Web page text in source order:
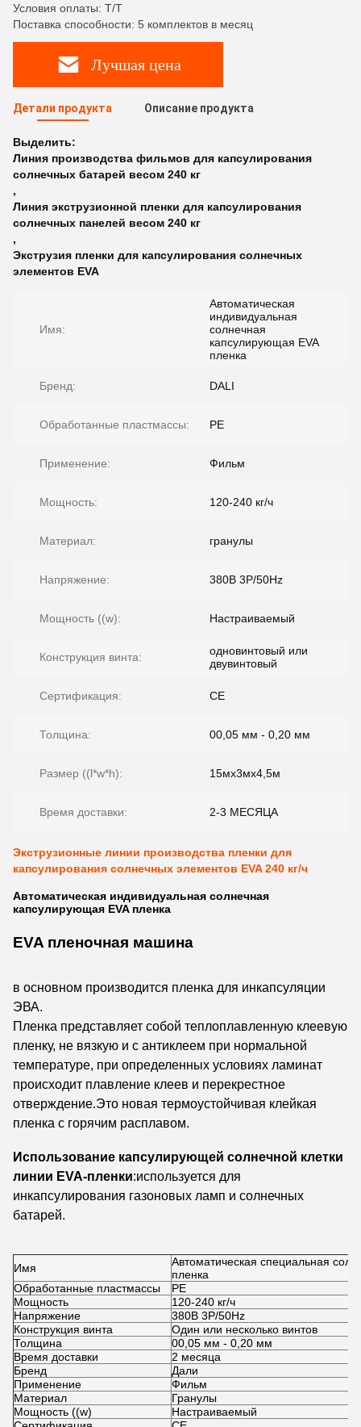
Условия оплаты: T/T
Поставка способности: 5 комплектов в месяц
Лучшая цена
Детали продукта Описание продукта
Выделить:
Линия производства фильмов для капсулирования
солнечных батарей весом 240 кг
,
Линия экструзионной пленки для капсулирования
солнечных панелей весом 240 кг
,
Экструзия пленки для капсулирования солнечных
элементов EVA
Имя:
Автоматическая
индивидуальная
солнечная
капсулирующая EVA
пленка
Бренд: DALI
Обработанные пластмассы: PE
Применение: Фильм
Мощность: 120-240 кг/ч
Материал: гранулы
Напряжение: 380В 3P/50Hz
Мощность ((w): Настраиваемый
Конструкция винта:
одновинтовый или
двувинтовый
Сертификация: CE
Толщина: 00,05 мм - 0,20 мм
Размер ((l*w*h): 15мх3мх4,5м
Время доставки: 2-3 МЕСЯЦА
Экструзионные линии производства пленки для
капсулирования солнечных элементов EVA 240 кг/ч
Автоматическая индивидуальная солнечная
капсулирующая EVA пленка
EVA пленочная машина
в основном производится пленка для инкапсуляции
ЭВА.
Пленка представляет собой теплоплавленную клеевую
пленку, не вязкую и с антиклеем при нормальной
температуре, при определенных условиях ламинат
происходит плавление клеев и перекрестное
отверждение.Это новая термоустойчивая клейкая
пленка с горячим расплавом.
Использование капсулирующей солнечной клетки
линии EVA-пленки:используется для
инкапсулирования газоновых ламп и солнечных
батарей.
Имя
Автоматическая специальная
пленка
Обработанные пластмассы
PE
Мощность
120-240 кг/ч
Напряжение
380В 3P/50Hz
Конструкция винта
Один или несколько винтов
Толщина
00,05 мм - 0,20 мм
Время доставки
2 месяца
Бренд
Дали
Применение
Фильм
Материал
Гранулы
Мощность ((w)
Настраиваемый